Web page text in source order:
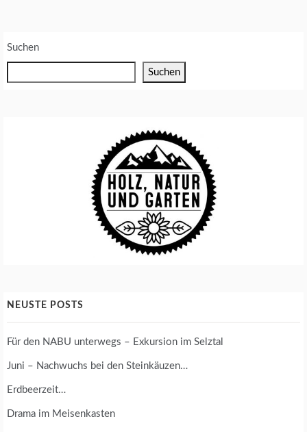
U
E
Suchen
Suchen
NEUSTE POSTS
Für den NABU unterwegs – Exkursion im Selztal
Juni – Nachwuchs bei den Steinkäuzen…
Erdbeerzeit…
Drama im Meisenkasten